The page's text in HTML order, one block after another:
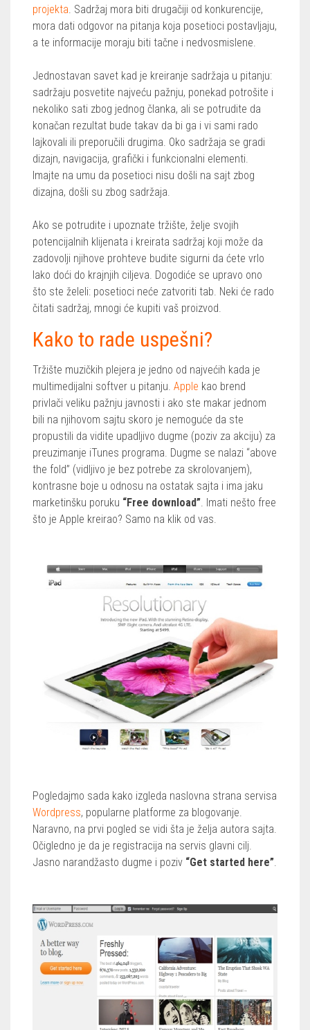
projekta . Sadržaj mora biti drugačiji od konkurencije,
mora dati odgovor na pitanja koja posetioci postavljaju,
a te informacije moraju biti tačne i nedvosmislene.
Jednostavan savet kad je kreiranje sadržaja u pitanju:
sadržaju posvetite najveću pažnju, ponekad potrošite i
nekoliko sati zbog jednog članka, ali se potrudite da
konačan rezultat bude takav da bi ga i vi sami rado
lajkovali ili preporučili drugima. Oko sadržaja se gradi
dizajn, navigacija, grafički i funkcionalni elementi.
Imajte na umu da posetioci nisu došli na sajt zbog
dizajna, došli su zbog sadržaja.
Ako se potrudite i upoznate tržište, želje svojih
potencijalnih klijenata i kreirata sadržaj koji može da
zadovolji njihove prohteve budite sigurni da ćete vrlo
lako doći do krajnjih ciljeva. Dogodiće se upravo ono
što ste želeli: posetioci neće zatvoriti tab. Neki će rado
čitati sadržaj, mnogi će kupiti vaš proizvod.
Kako to rade uspešni?
Tržište muzičkih plejera je jedno od najvećih kada je
multimedijalni softver u pitanju. Apple kao brend
privlači veliku pažnju javnosti i ako ste makar jednom
bili na njihovom sajtu skoro je nemoguće da ste
propustili da vidite upadljivo dugme (poziv za akciju) za
preuzimanje iTunes programa. Dugme se nalazi “above
the fold” (vidljivo je bez potrebe za skrolovanjem),
kontrasne boje u odnosu na ostatak sajta i ima jaku
marketinšku poruku “Free download” . Imati nešto free
što je Apple kreirao? Samo na klik od vas.
Pogledajmo sada kako izgleda naslovna strana servisa
Wordpress, popularne platforme za blogovanje.
Naravno, na prvi pogled se vidi šta je želja autora sajta.
Očigledno je da je registracija na servis glavni cilj.
Jasno narandžasto dugme i poziv “Get started here”.